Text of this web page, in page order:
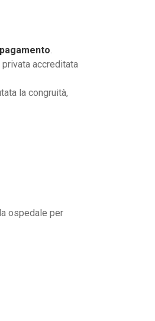
.
accreditata
la congruità,
ospedale per